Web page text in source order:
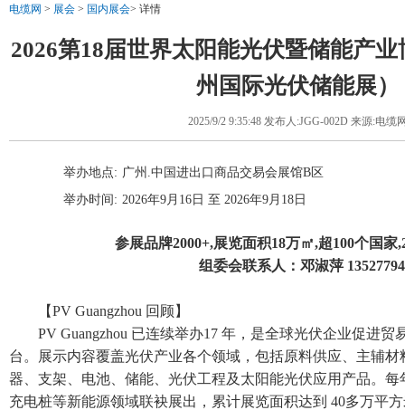
电缆网 > 展会 > 国内展会> 详情
2026第18届世界太阳能光伏暨储能产
州国际光伏储能展）
2025/9/2 9:35:48 发布人:JGG-002D 来源:电缆
举办地点: 广州.中国进出口商品交易会展馆B区
举办时间: 2026年9月16日 至 2026年9月18日
参展品牌2000+,展览面积18万㎡,超100个国家
组委会联系人：邓淑萍
【PV Guangzhou 回顾】
PV Guangzhou 已连续举办17 年，是全球光伏企业促进
台。展示内容覆盖光伏产业各个领域，包括原料供应、主辅
器、支架、电池、储能、光伏工程及太阳能光伏应用产品。
充电桩等新能源领域联袂展出，累计展览面积达到 40多万平